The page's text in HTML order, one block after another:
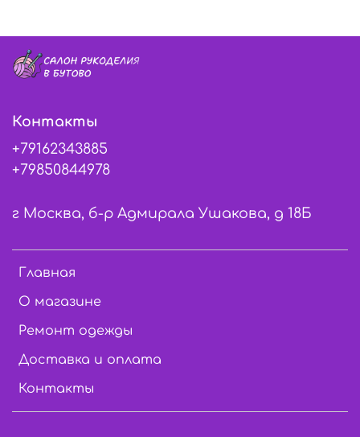
Главная
О магазине
Ремонт одежды
Доставка и оплата
Контакты
Контакты
+79162343885
+79850844978
г Москва, б-р Адмирала Ушакова, д 18Б